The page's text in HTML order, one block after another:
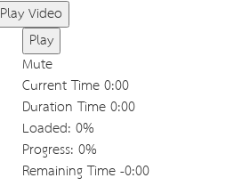
Play Video
Play
Mute
Current Time0:00
Duration Time0:00
Loaded: 0%
Progress: 0%
Remaining Time-0:00